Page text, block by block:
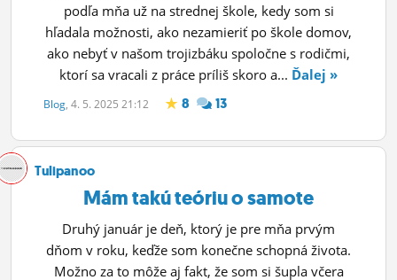
podľa mňa už na strednej škole, kedy som si
hľadala možnosti, ako nezamieriť po škole domov,
ako nebyť v našom trojizbáku spoločne s rodičmi,
ktorí sa vracali z práce príliš skoro a... Ďalej »
Blog, 4. 5. 2025 21:12 8 13
Tulipanoo
Mám takú teóriu o samote
Druhý január je deň, ktorý je pre mňa prvým
dňom v roku, keďže som konečne schopná života.
Možno za to môže aj fakt, že som si šupla včera